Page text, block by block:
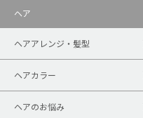
ヘア
ヘアアレンジ・髪型
ヘアカラー
ヘアのお悩み